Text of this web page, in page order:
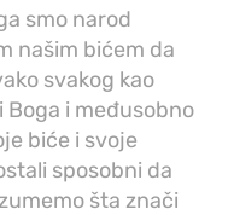
smo narod
našim bićem da
svakog kao
Boga i međusobno
biće i svoje
sposobni da
šta znači